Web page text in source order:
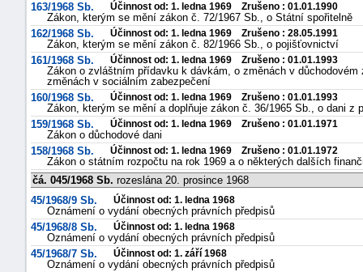
163/1968 Sb.
Účinnost od: 1. ledna 1969 Zrušeno : 01.01.1990
Zákon, kterým se mění zákon č. 72/1967 Sb., o Státní spořitelně
162/1968 Sb.
Účinnost od: 1. ledna 1969 Zrušeno : 28.05.1991
Zákon, kterým se mění zákon č. 82/1966 Sb., o pojišťovnictví
161/1968 Sb.
Účinnost od: 1. ledna 1969 Zrušeno : 01.01.1993
Zákon o zvláštním přídavku k dávkám, o změnách v
změnách v sociálním zabezpečení
160/1968 Sb.
Účinnost od: 1. ledna 1969 Zrušeno : 01.01.1993
Zákon, kterým se mění a doplňuje zákon č. 36/1965 Sb., o dani z
159/1968 Sb.
Účinnost od: 1. ledna 1969 Zrušeno : 01.01.1971
Zákon o důchodové dani
158/1968 Sb.
Účinnost od: 1. ledna 1969 Zrušeno : 01.01.1972
Zákon o státním rozpočtu na rok 1969 a o některých dalších
čá. 045/1968 Sb. rozeslána 20. prosince 1968
45/1968/9 Sb.
Účinnost od: 1. ledna 1968
Oznámení o vydání obecných právních předpisů
45/1968/8 Sb.
Účinnost od: 1. ledna 1968
Oznámení o vydání obecných právních předpisů
45/1968/7 Sb.
Účinnost od: 1. září 1968
Oznámení o vydání obecných právních předpisů